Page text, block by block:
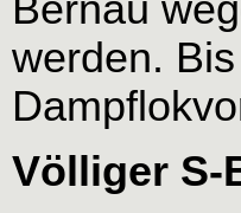
werden.
Völliger S-